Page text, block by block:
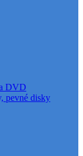
DVD
pevné disky